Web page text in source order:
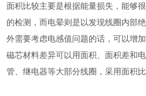
面积比较主要是根据能量损失，能够
的检测，而电晕则是以发现线圈内部
外需要考虑电感值问题的话，可以增
磁芯材料差异可以用面积、面积差和
管、继电器等大部分线圈，采用面积